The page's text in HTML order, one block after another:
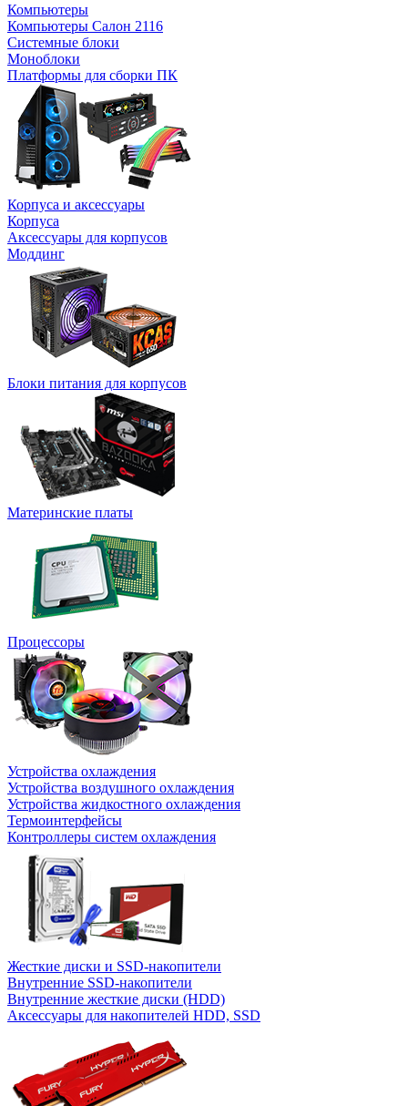
Компьютеры
Компьютеры Салон 2116
Системные блоки
Моноблоки
Платформы для сборки ПК
Корпуса и аксессуары
Корпуса
Аксессуары для корпусов
Моддинг
Блоки питания для корпусов
Материнские платы
Процессоры
Устройства охлаждения
Устройства воздушного охлаждения
Устройства жидкостного охлаждения
Термоинтерфейсы
Контроллеры систем охлаждения
Жесткие диски и SSD-накопители
Внутренние SSD-накопители
Внутренние жесткие диски (HDD)
Аксессуары для накопителей HDD, SSD